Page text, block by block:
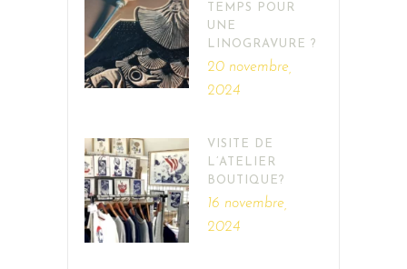
TEMPS POUR
UNE
LINOGRAVURE ?
20 novembre,
2024
VISITE DE
L’ATELIER
BOUTIQUE?
16 novembre,
2024